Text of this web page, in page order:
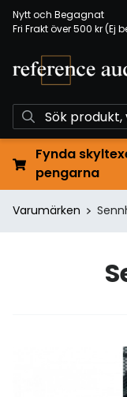
Nytt och Begagnat
Fri Frakt över 500 kr (Ej
Fynda
pengarna
Varumärken